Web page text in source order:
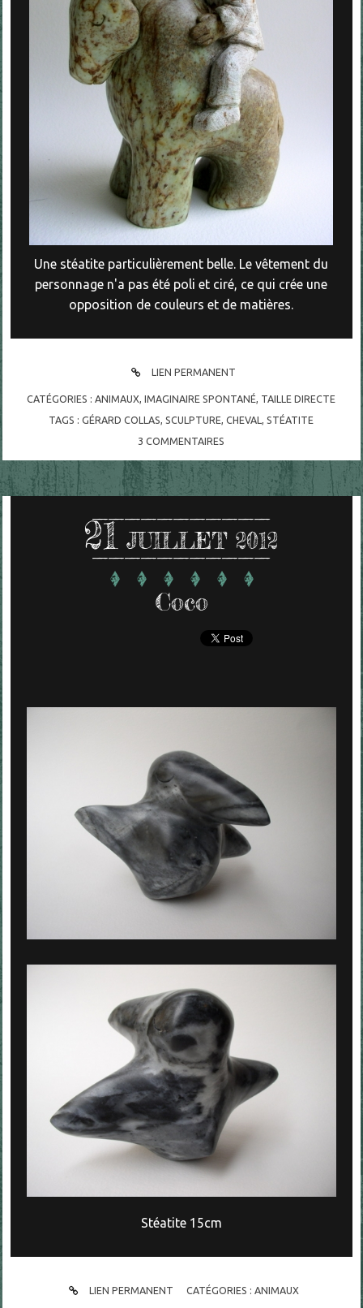
Une stéatite particulièrement belle. Le vêtement du
personnage n'a pas été poli et ciré, ce qui crée une
opposition de couleurs et de matières.
LIEN PERMANENT
CATÉGORIES : ANIMAUX ,IMAGINAIRE SPONTANÉ TAILLE DIRECTE
TAGS :GÉRARD COLLAS,SCULPTURE,CHEVAL,STÉATITE
3 COMMENTAIRES
21 JUILLET 2012
Coco
Stéatite 15cm
LIEN PERMANENT CATÉGORIES : ANIMAUX